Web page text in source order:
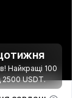
Найкращі 100
2500 USDT.